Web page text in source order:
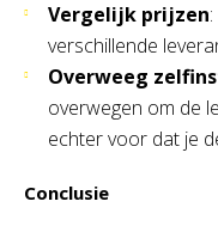
Vergelijk prijzen
verschillende
Overweeg
overwegen om de
echter voor dat je
Conclusie